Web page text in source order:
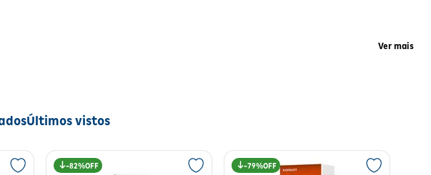
por via oral,
Ver mais
Últimos vistos
82% 79%